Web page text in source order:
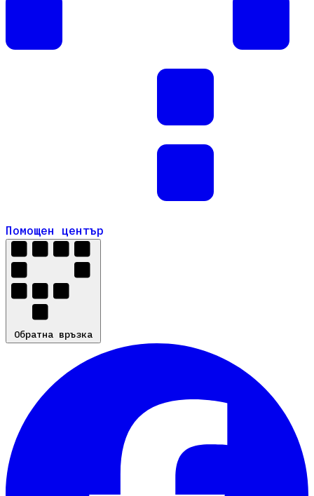
Помощен център
Помощен център
Обратна връзка
Обратна връзка